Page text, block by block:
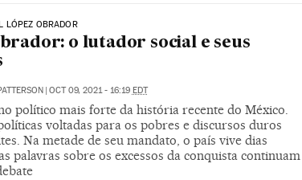
LÓPEZ OBRADOR
o lutador social e seus
OCT 09, 2021 - 16:19 EDT
político mais forte da história recente do México.
voltadas para os pobres e discursos duros
Na metade de seu mandato, o país vive dias
palavras sobre os excessos da conquista continuam